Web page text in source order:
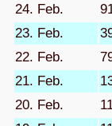
24. Feb.
23. Feb.
22. Feb.
21. Feb.
20. Feb.